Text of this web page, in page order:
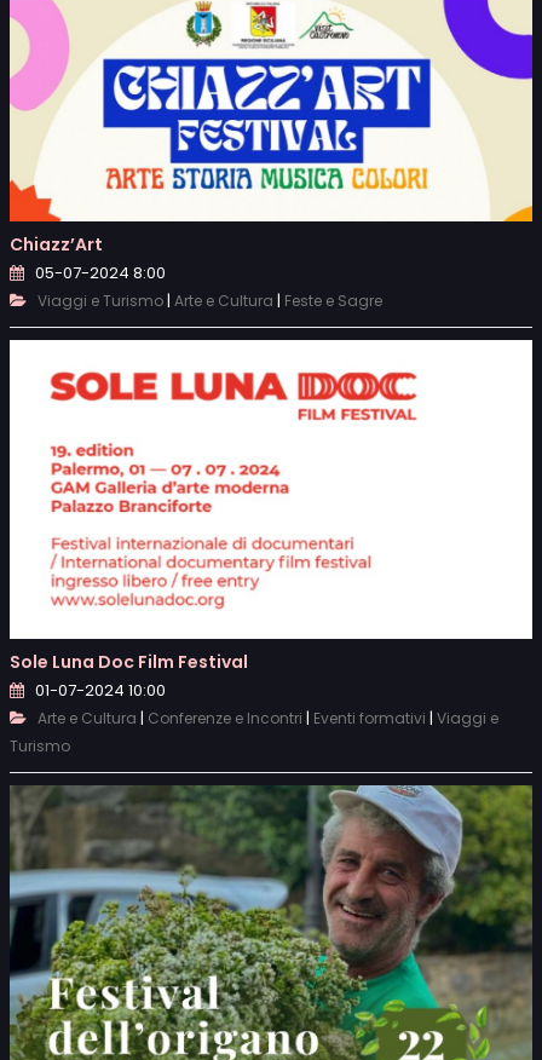
Chiazz’Art
05-07-2024 8:00
Viaggi e Turismo| Arte e Cultura | Feste e Sagre
Sole Luna Doc Film Festival
01-07-2024 10:00
Arte e Cultura | Conferenze e Incontri | Eventi formativi | Viaggi e
Turismo